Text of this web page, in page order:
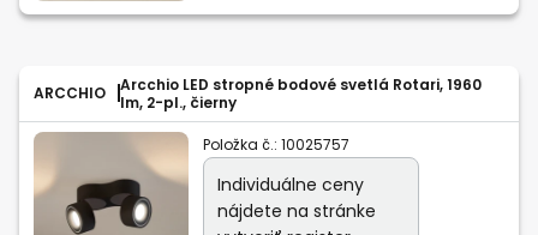
ARCCHIO
Arcchio LED stropné bodové svetlá Rotari, 1960
lm, 2-pl., čierny
Položka č.: 10025757
Individuálne ceny
nájdete na stránke